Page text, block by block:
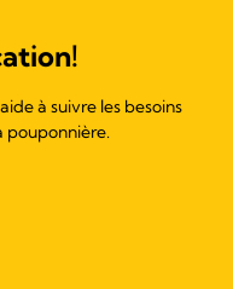
à suivre les besoins
pouponnière.